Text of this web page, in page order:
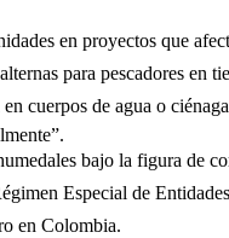
en proyectos que
para pescadores en
cuerpos de agua o
bajo la figura de
Especial de
en Colombia.